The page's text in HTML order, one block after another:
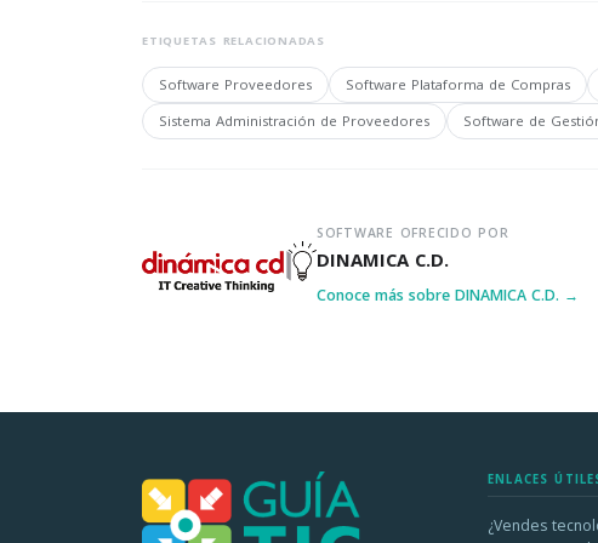
ETIQUETAS RELACIONADAS
Software Proveedores Software Plataforma de Compras
Sistema Administración de Proveedores
Software de
SOFTWARE OFRECIDO POR
DINAMICA C.D.
Conoce más sobre DINAMICA C.D. →
ENLACES
¿Vendes